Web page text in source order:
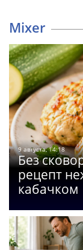
Mixer
9 августа, 14:18
Без
рецепт
кабачком